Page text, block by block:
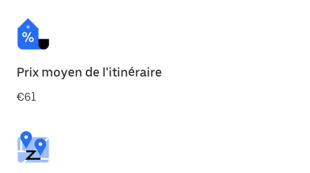
Prix moyen de l'itinéraire
€61